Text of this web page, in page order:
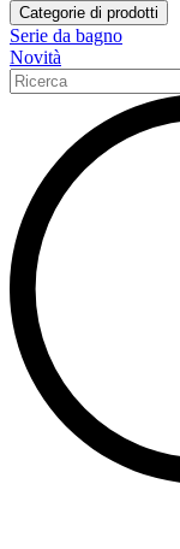
Categorie di prodotti
Serie da bagno
Novità